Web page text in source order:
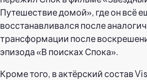
Путешествие домой», где он всё
восстанавливался после
трансформации после
эпизода «В поисках Спока».
Кроме того, в актёрский состав